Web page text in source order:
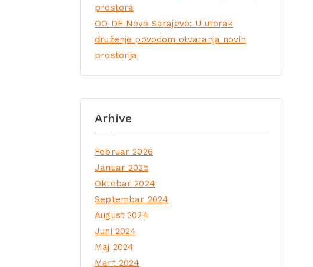
prostora
OO DF Novo Sarajevo: U utorak
druženje povodom otvaranja novih
prostorija
Arhive
Februar 2026
Januar 2025
Oktobar 2024
Septembar 2024
August 2024
Juni 2024
Maj 2024
Mart 2024